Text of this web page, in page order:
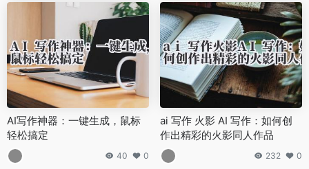
AI写作神器：一键生成，鼠标
轻松搞定
40 0
ai 写作 火影 AI 写作：如何创
作出精彩的火影同人作品
232 0